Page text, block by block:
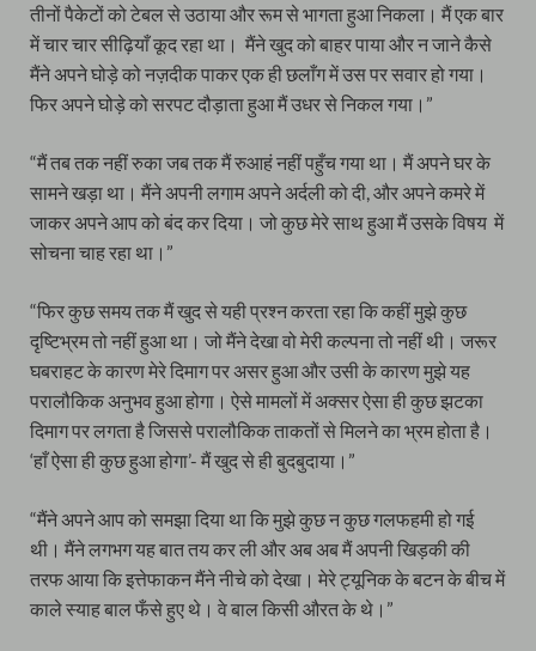
तीनों पैकेटों को टेबल से उठाया और रूम से भागता हुआ निकला। मैं एक बार
में चार चार सीढ़ियाँ कूद रहा था। मैंने खुद को बाहर पाया और न जाने कैसे
मैंने अपने घोड़े को नज़दीक पाकर एक ही छलाँग में उस पर सवार हो गया।
फिर अपने घोड़े को सरपट दौड़ाता हुआ मैं उधर से निकल गया।”
“मैं तब तक नहीं रुका जब तक मैं रुआहं नहीं पहुँच गया था। मैं अपने घर के
सामने खड़ा था। मैंने अपनी लगाम अपने अर्दली को दी, और अपने कमरे में
जाकर अपने आप को बंद कर दिया। जो कुछ मेरे साथ हुआ मैं उसके विषय में
सोचना चाह रहा था।”
“फिर कुछ समय तक मैं खुद से यही प्रश्न करता रहा कि कहीं मुझे कुछ
दृष्टिभ्रम तो नहीं हुआ था। जो मैंने देखा वो मेरी कल्पना तो नहीं थी। जरूर
घबराहट के कारण मेरे दिमाग पर असर हुआ और उसी के कारण मुझे यह
परालौकिक अनुभव हुआ होगा। ऐसे मामलों में अक्सर ऐसा ही कुछ झटका
दिमाग पर लगता है जिससे परालौकिक ताकतों से मिलने का भ्रम होता है।
‘हाँ ऐसा ही कुछ हुआ होगा’- मैं खुद से ही बुदबुदाया।”
“मैंने अपने आप को समझा दिया था कि मुझे कुछ न कुछ गलफहमी हो गई
थी। मैंने लगभग यह बात तय कर ली और अब अब मैं अपनी खिड़की की
तरफ आया कि इत्तेफाकन मैंने नीचे को देखा। मेरे ट्यूनिक के बटन के बीच में
काले स्याह बाल फँसे हुए थे। वे बाल किसी औरत के थे।”